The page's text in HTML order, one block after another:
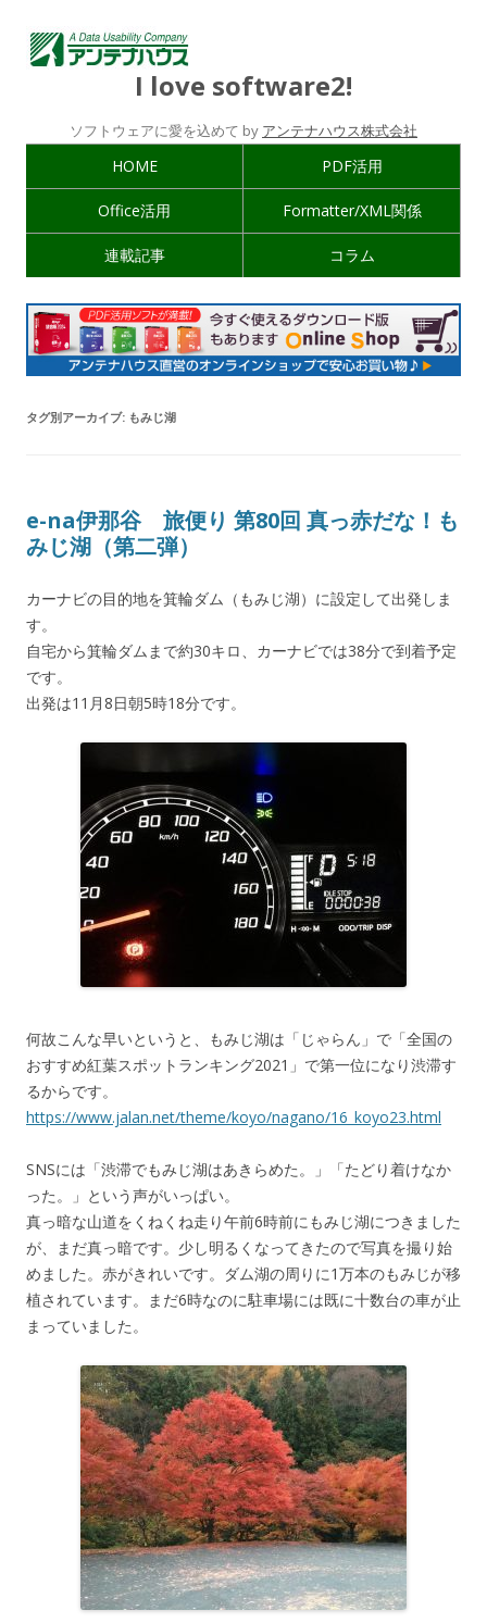
I love software2!
ソフトウェアに愛を込めて by アンテナハウス株式会社
HOME PDF活用
Office活用 Formatter/XML関係
連載記事 コラム
タグ別アーカイブ: もみじ湖
e-na伊那谷 旅便り 第80回 真っ赤だな！も
みじ湖（第二弾）
カーナビの目的地を箕輪ダム（もみじ湖）に設定して出発しま
す。
自宅から箕輪ダムまで約30キロ、カーナビでは38分で到着予定
です。
出発は11月8日朝5時18分です。
何故こんな早いというと、もみじ湖は「じゃらん」で「全国の
おすすめ紅葉スポットランキング2021」で第一位になり渋滞す
るからです。
https://www.jalan.net/theme/koyo/nagano/16_koyo23.html
SNSには「渋滞でもみじ湖はあきらめた。」「たどり着けなか
った。」という声がいっぱい。
真っ暗な山道をくねくね走り午前6時前にもみじ湖につきました
が、まだ真っ暗です。少し明るくなってきたので写真を撮り始
めました。赤がきれいです。ダム湖の周りに1万本のもみじが移
植されています。まだ6時なのに駐車場には既に十数台の車が止
まっていました。